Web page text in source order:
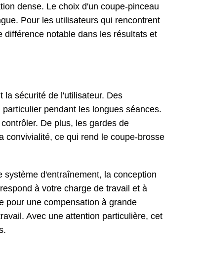
dense. Le choix d'un coupe-pinceau
Pour les utilisateurs qui rencontrent
notable dans les résultats et
la sécurité de l'utilisateur. Des
pendant les longues séances.
De plus, les gardes de
convivialité, ce qui rend le coupe-brosse
d'entraînement, la conception
à votre charge de travail et à
pour une compensation à grande
Avec une attention particulière, cet